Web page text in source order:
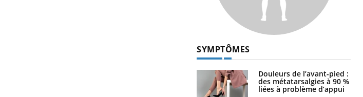
SYMPTÔMES
Douleurs de l’avant-pied :
des métatarsalgies à 90 %
liées à problème d’appui